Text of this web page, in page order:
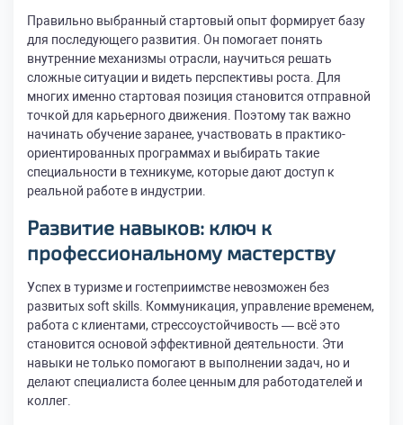
Правильно выбранный стартовый опыт формирует базу
для последующего развития. Он помогает понять
внутренние механизмы отрасли, научиться решать
сложные ситуации и видеть перспективы роста. Для
многих именно стартовая позиция становится отправной
точкой для карьерного движения. Поэтому так важно
начинать обучение заранее, участвовать в практико-
ориентированных программах и выбирать такие
специальности в техникуме, которые дают доступ к
реальной работе в индустрии.
Развитие навыков: ключ к
профессиональному мастерству
Успех в туризме и гостеприимстве невозможен без
развитых soft skills. Коммуникация, управление временем,
работа с клиентами, стрессоустойчивость — всё это
становится основой эффективной деятельности. Эти
навыки не только помогают в выполнении задач, но и
делают специалиста более ценным для работодателей и
коллег.